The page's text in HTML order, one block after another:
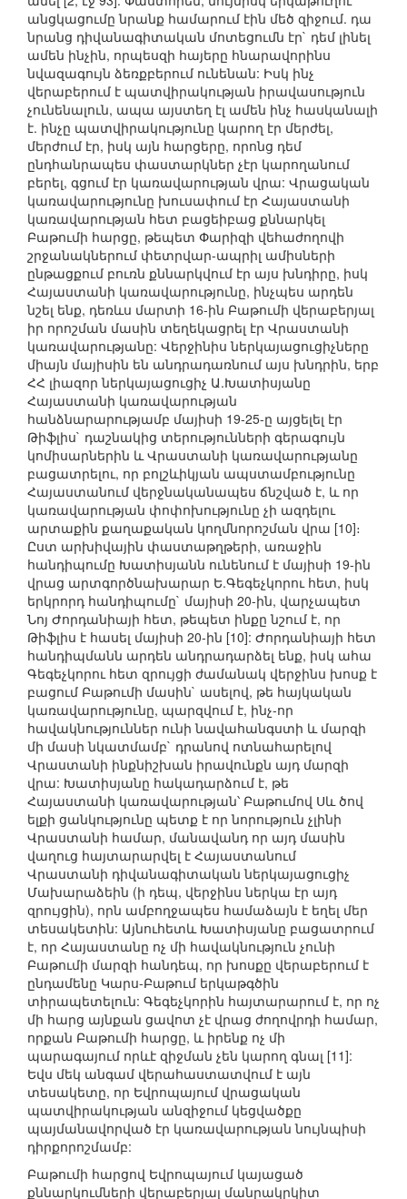
անցկացումը նրանք համարում էին մեծ զիջում. դա
նրանց դիվանագիտական մոտեցումն էր` դեմ լինել
ամեն ինչին, որպեսզի հայերը հնարավորինս
նվազագույն ձեռքբերում ունենան: Իսկ ինչ
վերաբերում է պատվիրակության իրավասություն
չունենալուն, ապա այստեղ էլ ամեն ինչ հասկանալի
է. ինչը պատվիրակությունը կարող էր մերժել,
մերժում էր, իսկ այն հարցերը, որոնց դեմ
ընդհանրապես փաստարկներ չէր կարողանում
բերել, գցում էր կառավարության վրա: Վրացական
կառավարությունը խուսափում էր Հայաստանի
կառավարության հետ բացեիբաց քննարկել
Բաթումի հարցը, թեպետ Փարիզի վեհաժողովի
շրջանակներում փետրվար-ապրիլ ամիսների
ընթացքում բուռն քննարկվում էր այս խնդիրը, իսկ
Հայաստանի կառավարությունը, ինչպես արդեն
նշել ենք, դեռևս մարտի 16-ին Բաթումի վերաբերյալ
իր որոշման մասին տեղեկացրել էր Վրաստանի
կառավարությանը: Վերջինիս ներկայացուցիչները
միայն մայիսին են անդրադառնում այս խնդրին, երբ
ՀՀ լիազոր ներկայացուցիչ Ա.Խատիսյանը
Հայաստանի կառավարության
հանձնարարությամբ մայիսի 19-25-ը այցելել էր
Թիֆլիս` դաշնակից տերությունների գերագույն
կոմիսարներին և Վրաստանի կառավարությանը
բացատրելու, որ բոլշևիկյան ապստամբությունը
Հայաստանում վերջնականապես ճնշված է, և որ
կառավարության փոփոխությունը չի ազդելու
արտաքին քաղաքական կողմնորոշման վրա [10]։
Ըստ արխիվային փաստաթղթերի, առաջին
հանդիպումը Խատիսյանն ունենում է մայիսի 19-ին
վրաց արտգործնախարար Ե.Գեգեչկորու հետ, իսկ
երկրորդ հանդիպումը` մայիսի 20-ին, վարչապետ
Նոյ Ժորդանիայի հետ, թեպետ ինքը նշում է, որ
Թիֆլիս է հասել մայիսի 20-ին [10]: Ժորդանիայի հետ
հանդիպմանն արդեն անդրադարձել ենք, իսկ ահա
Գեգեչկորու հետ զրույցի ժամանակ վերջինս խոսք է
բացում Բաթումի մասին` ասելով, թե հայկական
կառավարությունը, պարզվում է, ինչ-որ
հավակնություններ ունի նավահանգստի և մարզի
մի մասի նկատմամբ` դրանով ոտնահարելով
Վրաստանի ինքնիշխան իրավունքն այդ մարզի
վրա: Խատիսյանը հակադարձում է, թե
Հայաստանի կառավարության՝ Բաթումով Սև ծով
ելքի ցանկությունը պետք է որ նորություն չլինի
Վրաստանի համար, մանավանդ որ այդ մասին
վաղուց հայտարարվել է Հայաստանում
Վրաստանի դիվանագիտական ներկայացուցիչ
Մախարաձեին (ի դեպ, վերջինս ներկա էր այդ
զրույցին), որն ամբողջապես համաձայն է եղել մեր
տեսակետին: Այնուհետև Խատիսյանը բացատրում
է, որ Հայաստանը ոչ մի հավակնություն չունի
Բաթումի մարզի հանդեպ, որ խոսքը վերաբերում է
ընդամենը Կարս-Բաթում երկաթգծին
տիրապետելուն: Գեգեչկորին հայտարարում է, որ ոչ
մի հարց այնքան ցավոտ չէ վրաց ժողովրդի համար,
որքան Բաթումի հարցը, և իրենք ոչ մի
պարագայում որևէ զիջման չեն կարող գնալ [11]:
Եվս մեկ անգամ վերահաստատվում է այն
տեսակետը, որ Եվրոպայում վրացական
պատվիրակության անզիջում կեցվածքը
պայմանավորված էր կառավարության նույնպիսի
դիրքորոշմամբ:
Բաթումի հարցով Եվրոպայում կայացած
քննարկումների վերաբերյալ մանրակրկիտ